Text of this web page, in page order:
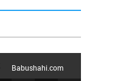
Babushahi.com